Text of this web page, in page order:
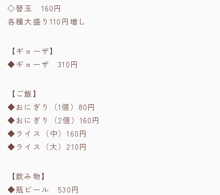
◇替玉 160円
各種大盛り110円増し
【ギョーザ】
◆ギョーザ 310円
【ご飯】
◆おにぎり（1個）80円
◆おにぎり（2個）160円
◆ライス（中）160円
◆ライス（大）210円
【飲み物】
◆瓶ビール 530円